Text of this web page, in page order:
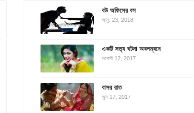
বউ অফিসের বস
জানু. 23, 2018
একটি সত্য ঘটনা অবলম্বনে
আগস্ট 12, 2017
বাসর রাত
জুন 17, 2017